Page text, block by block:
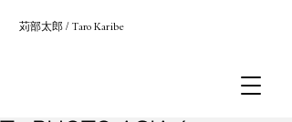
苅部太郎 / Taro Karibe